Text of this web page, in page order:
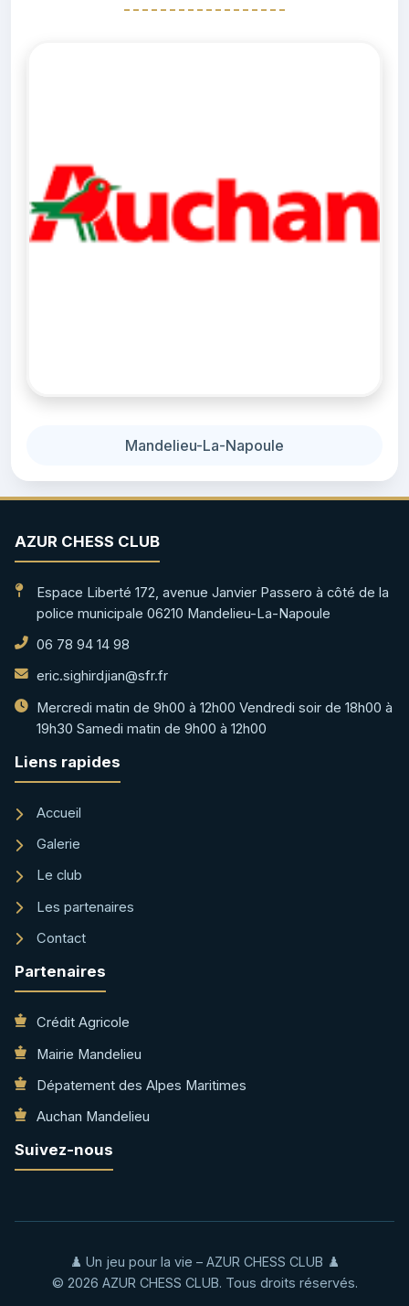
Mandelieu-La-Napoule
AZUR CHESS CLUB
Espace Liberté 172, avenue Janvier Passero à côté de la
police municipale 06210 Mandelieu-La-Napoule
06 78 94 14 98
eric.sighirdjian@sfr.fr
Mercredi matin de 9h00 à 12h00 Vendredi soir de 18h00 à
19h30 Samedi matin de 9h00 à 12h00
Liens rapides
Accueil
Galerie
Le club
Les partenaires
Contact
Partenaires
Crédit Agricole
Mairie Mandelieu
Dépatement des Alpes Maritimes
Auchan Mandelieu
Suivez-nous
♟️ Un jeu pour la vie – AZUR CHESS CLUB ♟️
© 2026 AZUR CHESS CLUB. Tous droits réservés.